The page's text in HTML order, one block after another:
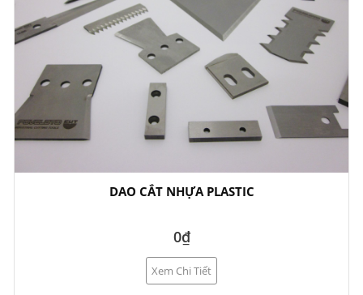
DAO CẮT NHỰA PLASTIC
0₫
Xem Chi Tiết